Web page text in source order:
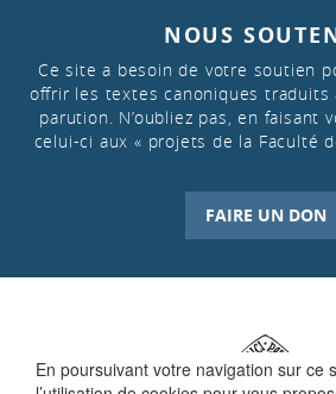
En poursuivant votre navigation sur ce
NOUS
Ce site a besoin de votre soutien
offrir les textes canoniques traduits
parution. N’oubliez pas, en faisant
celui-ci aux « projets de la Faculté
FAIRE UN DON